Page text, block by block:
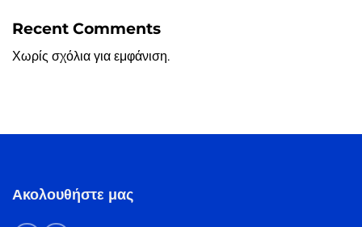
Recent Comments
Χωρίς σχόλια για εμφάνιση.
Ακολουθήστε μας